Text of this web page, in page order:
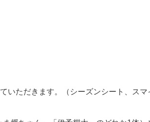
いただきます。（シーズンシート、スマ